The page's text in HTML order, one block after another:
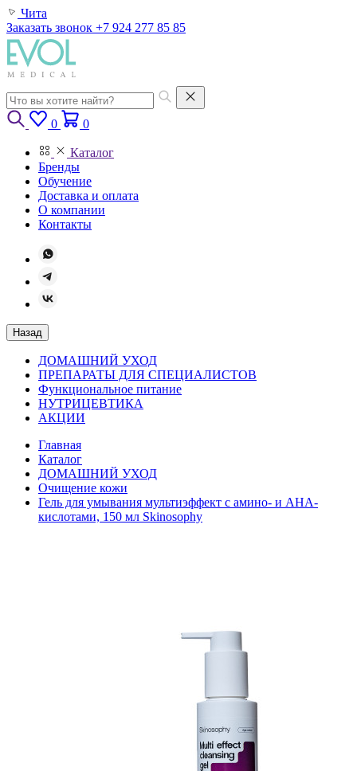
Чита
Заказать звонок +7 924 277 85 85
0 0
Каталог
Бренды
Обучение
Доставка и оплата
О компании
Контакты
Назад
ДОМАШНИЙ УХОД
ПРЕПАРАТЫ ДЛЯ СПЕЦИАЛИСТОВ
Функциональное питание
НУТРИЦЕВТИКА
АКЦИИ
Главная
Каталог
ДОМАШНИЙ УХОД
Очищение кожи
Гель для умывания мультиэффект с амино- и АНА-
кислотами, 150 мл Skinosophy